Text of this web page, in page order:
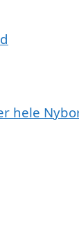
hele